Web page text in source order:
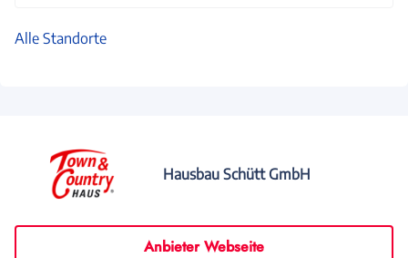
Alle Standorte
Hausbau Schütt GmbH
Anbieter Webseite